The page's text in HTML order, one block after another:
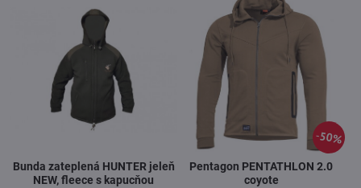
Bunda zateplená HUNTER jeleň
NEW, fleece s kapucňou
50%
Pentagon PENTATHLON 2.0
coyote